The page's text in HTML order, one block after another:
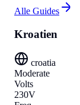
Alle Guides
Kroatien
croatia
Moderate
Volts
230V